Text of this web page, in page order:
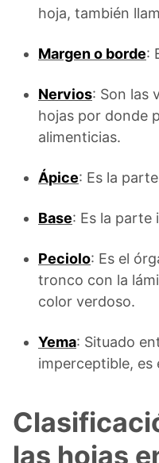
hoja, también
Margen o borde:
Nervios: Son las
hojas por donde
alimenticias.
Ápice: Es la
Base: Es la parte
Peciolo: Es el
tronco con la
color verdoso.
Yema: Situado
imperceptible, es
las hojas